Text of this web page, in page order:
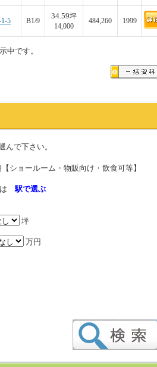
5 B1/9
34.59坪
14,000
484,260 1999
中です。
んで下さい。
ショールーム・物販向け・飲食可等】
は駅で選ぶ
坪
万円